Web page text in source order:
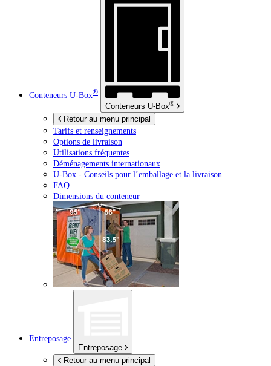
Conteneurs U-Box®
Conteneurs U-Box®
Retour au menu principal
Tarifs et renseignements
Options de livraison
Utilisations fréquentes
Déménagements internationaux
U-Box - Conseils pour l’emballage et la livraison
FAQ
Dimensions du conteneur
Entreposage
Entreposage
Retour au menu principal